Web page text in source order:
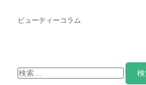
ビューティーコラム